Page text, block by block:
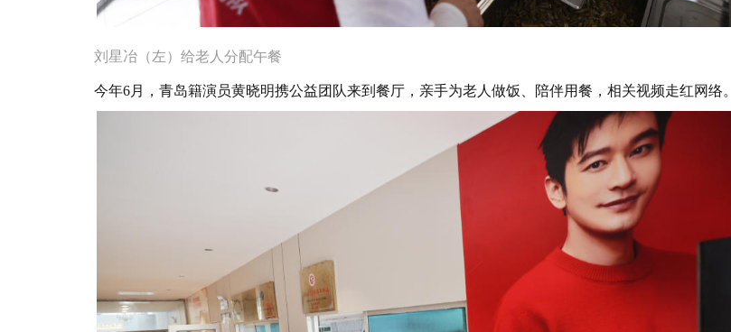
刘星冶（左）给老人分配午餐
今年6月，青岛籍演员黄晓明携公益团队来到餐厅，亲手为老人做饭、陪伴用餐，相关视频走红网络。